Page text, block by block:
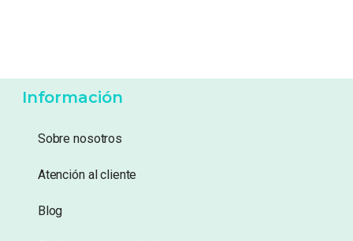
Información
Sobre nosotros
Atención al cliente
Blog